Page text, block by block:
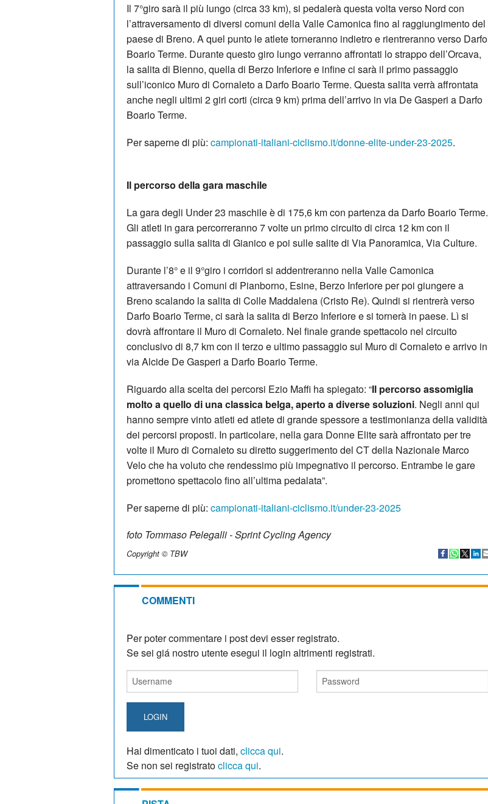
Il 7°giro sarà il più lungo (circa 33 km), si pedalerà questa volta verso Nord con
l’attraversamento di diversi comuni della Valle Camonica fino al raggiungimento del
paese di Breno. A quel punto le atlete torneranno indietro e rientreranno verso Darfo
Boario Terme. Durante questo giro lungo verranno affrontati lo strappo dell’Orcava,
la salita di Bienno, quella di Berzo Inferiore e infine ci sarà il primo passaggio
sull’iconico Muro di Cornaleto a Darfo Boario Terme. Questa salita verrà affrontata
anche negli ultimi 2 giri corti (circa 9 km) prima dell’arrivo in via De Gasperi a Darfo
Boario Terme.
Per saperne di più: campionati-italiani-ciclismo.it/donne-elite-under-23-2025.
Il percorso della gara maschile
La gara degli Under 23 maschile è di 175,6 km con partenza da Darfo Boario Terme.
Gli atleti in gara percorreranno 7 volte un primo circuito di circa 12 km con il
passaggio sulla salita di Gianico e poi sulle salite di Via Panoramica, Via Culture.
Durante l’8° e il 9°giro i corridori si addentreranno nella Valle Camonica
attraversando i Comuni di Pianborno, Esine, Berzo Inferiore per poi giungere a
Breno scalando la salita di Colle Maddalena (Cristo Re). Quindi si rientrerà verso
Darfo Boario Terme, ci sarà la salita di Berzo Inferiore e si tornerà in paese. Lì si
dovrà affrontare il Muro di Cornaleto. Nel finale grande spettacolo nel circuito
conclusivo di 8,7 km con il terzo e ultimo passaggio sul Muro di Cornaleto e arrivo in
via Alcide De Gasperi a Darfo Boario Terme.
Riguardo alla scelta dei percorsi Ezio Maffi ha spiegato: “Il percorso assomiglia
molto a quello di una classica belga, aperto a diverse soluzioni. Negli anni qui
hanno sempre vinto atleti ed atlete di grande spessore a testimonianza della validità
dei percorsi proposti. In particolare, nella gara Donne Elite sarà affrontato per tre
volte il Muro di Cornaleto su diretto suggerimento del CT della Nazionale Marco
Velo che ha voluto che rendessimo più impegnativo il percorso. Entrambe le gare
promettono spettacolo fino all’ultima pedalata”.
Per saperne di più: campionati-italiani-ciclismo.it/under-23-2025
foto Tommaso Pelegalli - Sprint Cycling Agency
Copyright © TBW
COMMENTI
Per poter commentare i post devi esser registrato.
Se sei giá nostro utente esegui il login altrimenti registrati.
LOGIN
Hai dimenticato i tuoi dati, clicca qui.
Se non sei registratoclicca qui.